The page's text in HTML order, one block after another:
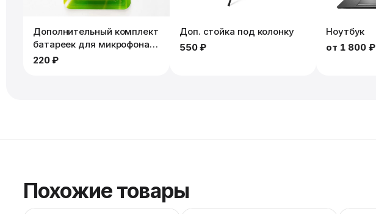
Дополнительный комплект
батареек для микрофона.
2шт
220 ₽
Доп. стойка под колонку
550 ₽
Ноутбук
от 1 800 ₽
Похожие товары